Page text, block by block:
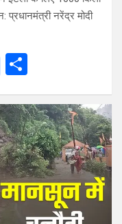
प्रधानमंत्री नरेंद्र मोदी
ar
e